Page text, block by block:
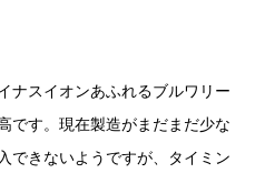
ナスイオンあふれるブルワリー
です。現在製造がまだまだ少な
できないようですが、タイミン